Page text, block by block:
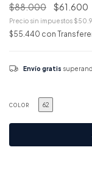
$88.000 $61.600
Precio sin impuestos
$55.440 con
Envío gratis
COLOR 62